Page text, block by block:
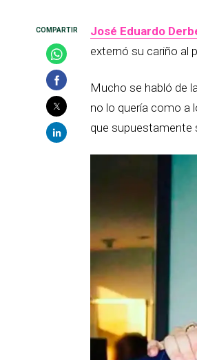
José Eduardo
externó su cariño al
Mucho se habló de
no lo quería como a
que supuestamente